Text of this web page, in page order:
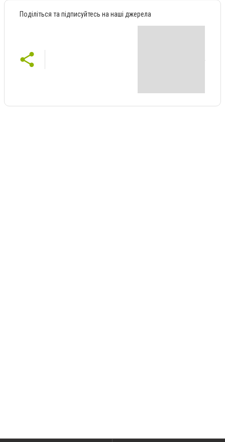
Поділіться та підписуйтесь на наші джерела